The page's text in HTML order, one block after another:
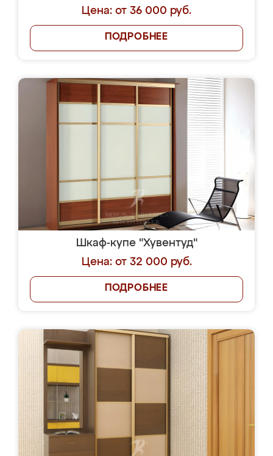
Цена: от 36 000 руб.
ПОДРОБНЕЕ
Шкаф-купе "Хувентуд"
Цена: от 32 000 руб.
ПОДРОБНЕЕ